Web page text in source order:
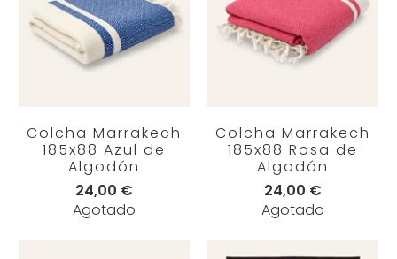
Colcha Marrakech
185x88 Azul de
Algodón
24,00 €
Agotado
Colcha Marrakech
185x88 Rosa de
Algodón
24,00 €
Agotado